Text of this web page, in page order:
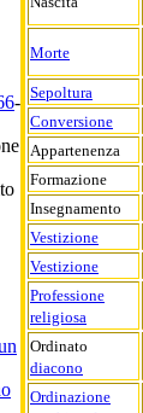
Morte
Sepoltura
Conversione
Appartenenza
Formazione
Insegnamento
Vestizione
Vestizione
Professione
religiosa
Ordinato
diacono
Ordinazione
-